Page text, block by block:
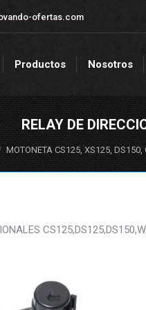
ofertas.com
Productos Nosotros
RELAY DE
MOTONETA CS125, XS125,
ofertas.com
Productos Nosotros